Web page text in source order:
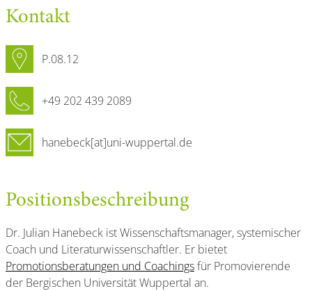
Kontakt
P.08.12
+49 202 439 2089
hanebeck[at]uni-wuppertal.de
Positionsbeschreibung
Dr. Julian Hanebeck ist Wissenschaftsmanager, systemischer
Coach und Literaturwissenschaftler. Er bietet
Promotionsberatungen und Coachingsfür Promovierende
der Bergischen Universität Wuppertal an.